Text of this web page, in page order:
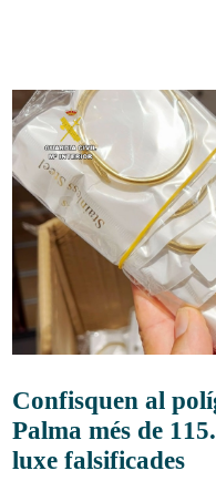
Confisquen al
Palma més de
luxe falsificades